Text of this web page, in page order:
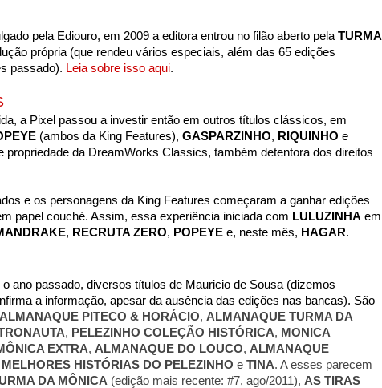
pela Ediouro, em 2009 a editora entrou no filão aberto pela TURMA
própria (que rendeu vários especiais, além das 65 edições
passado). Leia sobre isso aqui.
a Pixel passou a investir então em outros títulos clássicos, em
(ambos da King Features), GASPARZINHO, RIQUINHO e
propriedade da DreamWorks Classics, também detentora dos direitos
e os personagens da King Features começaram a ganhar edições
papel couché. Assim, essa experiência iniciada com LULUZINHA em
, RECRUTA ZERO, POPEYEe, neste mês, HAGAR.
ano passado, diversos títulos de Mauricio de Sousa (dizemos
a informação, apesar da ausência das edições nas bancas). São
ALMANAQUE PITECO & HORÁCIO, ALMANAQUE TURMA DA
, PELEZINHO COLEÇÃO HISTÓRICA, MONICA
EXTRA, ALMANAQUE DO LOUCO, ALMANAQUE
HISTÓRIAS DO PELEZINHO e TINA. A esses parecem
DA MÔNICA (edição mais recente: #7, ago/2011), AS TIRAS